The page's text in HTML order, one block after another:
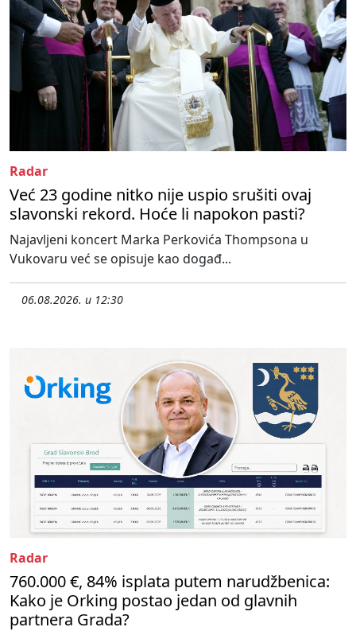
Radar
Već 23 godine nitko nije uspio srušiti ovaj
slavonski rekord. Hoće li napokon pasti?
Najavljeni koncert Marka Perkovića Thompsona u
Vukovaru već se opisuje kao događ...
06.08.2026. u 12:30
Radar
760.000 €, 84% isplata putem narudžbenica:
Kako je Orking postao jedan od glavnih
partnera Grada?